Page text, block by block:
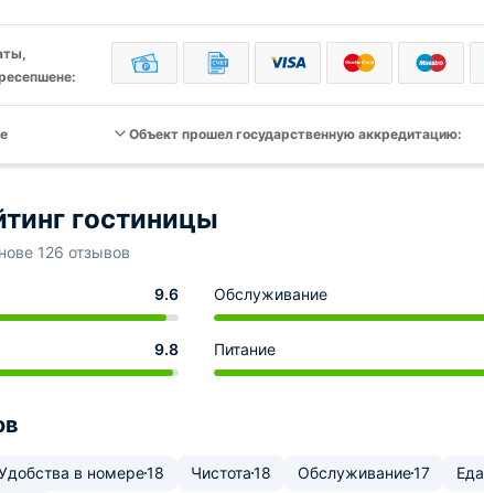
Объект прошел государственную аккредитацию:
гостиницы
126 отзывов
9.6 Обслуживание
9.8 Питание
в номере18 Чистота18 Обслуживание17 Еда